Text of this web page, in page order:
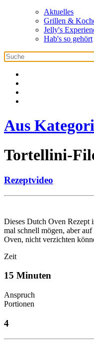
Aktuelles
Grillen &
Jelly's
Hab's so gehört
Aus
Tortellini-
Rezeptvideo
Dieses Dutch Oven Rezept
mal schnell mögen, aber
Oven, nicht verzichten
Zeit
15 Minuten
Anspruch
Portionen
4